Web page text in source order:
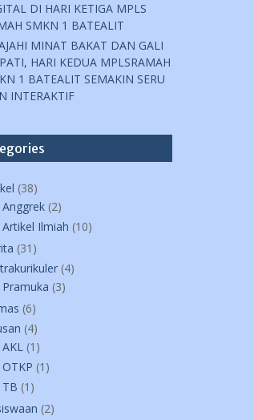
DI HARI KETIGA MPLS
SMKN 1 BATEALIT
MINAT BAKAT DAN GALI
HARI KEDUA MPLSRAMAH
1 BATEALIT SEMAKIN SERU
INTERAKTIF
(38)
Anggrek(2)
Artikel Ilmiah (10)
(31)
(4)
Pramuka (3)
(6)
(4)
AKL(1)
OTKP (1)
TB (1)
(2)